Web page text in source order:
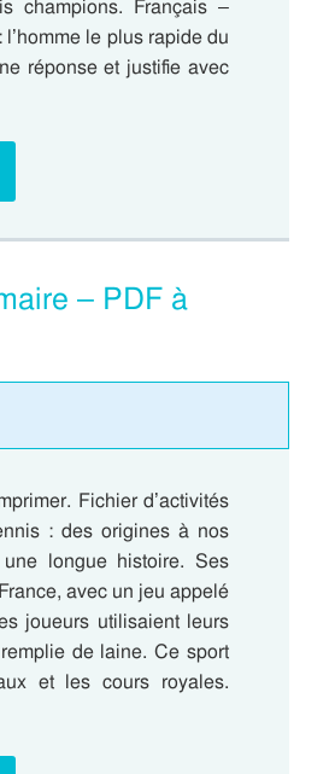
champions. Français –
le plus rapide du
réponse et justifie avec
– PDF à
Fichier d’activités
: des origines à nos
longue histoire. Ses
avec un jeu appelé
joueurs utilisaient leurs
de laine. Ce sport
et les cours royales.